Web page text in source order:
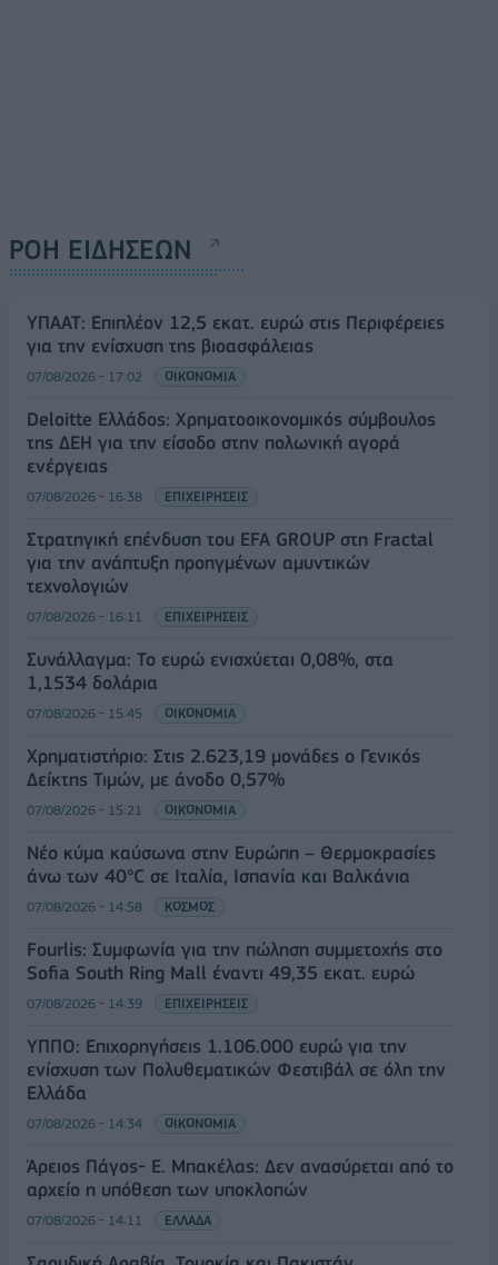
ΡΟΗ ΕΙΔΗΣΕΩΝ
ΥΠΑΑΤ: Επιπλέον 12,5 εκατ. ευρώ στις Περιφέρειες
για την ενίσχυση της βιοασφάλειας
07/08/2026 - 17:02 ΟΙΚΟΝΟΜΙΑ
Deloitte Ελλάδος: Χρηματοοικονομικός σύμβουλος
της ΔΕΗ για την είσοδο στην πολωνική αγορά
ενέργειας
07/08/2026 - 16:38 ΕΠΙΧΕΙΡΗΣΕΙΣ
Στρατηγική επένδυση του EFA GROUP στη Fractal
για την ανάπτυξη προηγμένων αμυντικών
τεχνολογιών
07/08/2026 - 16:11 ΕΠΙΧΕΙΡΗΣΕΙΣ
Συνάλλαγμα: Το ευρώ ενισχύεται 0,08%, στα
1,1534 δολάρια
07/08/2026 - 15:45 ΟΙΚΟΝΟΜΙΑ
Χρηματιστήριο: Στις 2.623,19 μονάδες ο Γενικός
Δείκτης Τιμών, με άνοδο 0,57%
07/08/2026 - 15:21 ΟΙΚΟΝΟΜΙΑ
Νέο κύμα καύσωνα στην Ευρώπη – Θερμοκρασίες
άνω των 40°C σε Ιταλία, Ισπανία και Βαλκάνια
07/08/2026 - 14:58 ΚΟΣΜΟΣ
Fourlis: Συμφωνία για την πώληση συμμετοχής στο
Sofia South Ring Mall έναντι 49,35 εκατ. ευρώ
07/08/2026 - 14:39 ΕΠΙΧΕΙΡΗΣΕΙΣ
ΥΠΠΟ: Επιχορηγήσεις 1.106.000 ευρώ για την
ενίσχυση των Πολυθεματικών Φεστιβάλ σε όλη την
Ελλάδα
07/08/2026 - 14:34 ΟΙΚΟΝΟΜΙΑ
Άρειος Πάγος- Ε. Μπακέλας: Δεν ανασύρεται από το
αρχείο η υπόθεση των υποκλοπών
07/08/2026 - 14:11 ΕΛΛΑΔΑ